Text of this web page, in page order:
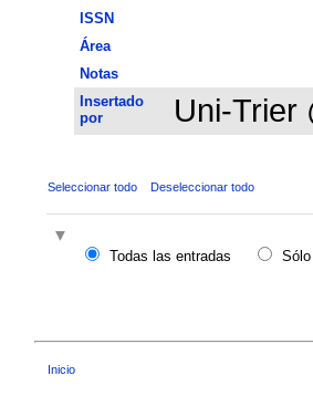
ISSN
Área
Notas
Insertado
por
Uni-Trier
Seleccionar todo Deseleccionar todo
Todas las entradas
Inicio